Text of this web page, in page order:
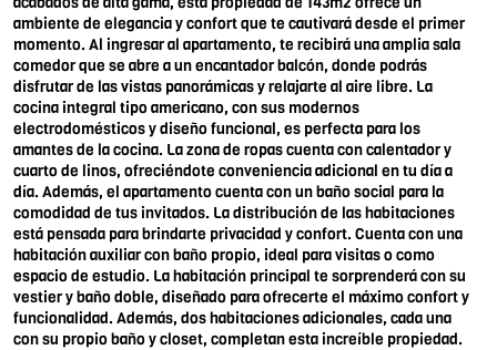
ambiente de elegancia y confort que te cautivará desde el primer
momento. Al ingresar al apartamento, te recibirá una amplia sala
comedor que se abre a un encantador balcón, donde podrás
disfrutar de las vistas panorámicas y relajarte al aire libre. La
cocina integral tipo americano, con sus modernos
electrodomésticos y diseño funcional, es perfecta para los
amantes de la cocina. La zona de ropas cuenta con calentador y
cuarto de linos, ofreciéndote conveniencia adicional en tu día a
día. Además, el apartamento cuenta con un baño social para la
comodidad de tus invitados. La distribución de las habitaciones
está pensada para brindarte privacidad y confort. Cuenta con una
habitación auxiliar con baño propio, ideal para visitas o como
espacio de estudio. La habitación principal te sorprenderá con su
vestier y baño doble, diseñado para ofrecerte el máximo confort y
funcionalidad. Además, dos habitaciones adicionales, cada una
con su propio baño y closet, completan esta increíble propiedad.